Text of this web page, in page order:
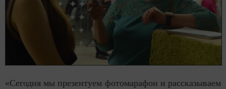
«Сегодня мы презентуем фотомарафон и рассказываем